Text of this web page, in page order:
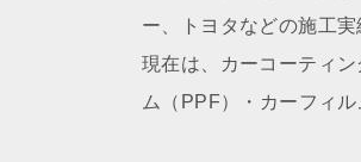
ー、トヨタなどの施工実
現在は、カーコーティ
ム（PPF）・カーフィル